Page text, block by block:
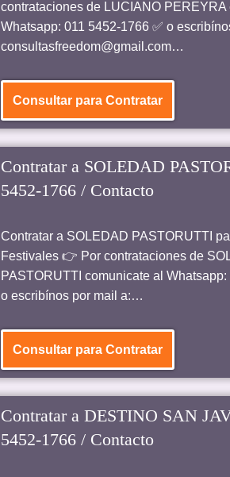
contrataciones de LUCIANO PEREYRA
Whatsapp: 011 5452-1766 ✅ o
consultasfreedom@gmail.com…
Consultar para Contratar
Contratar a SOLEDAD
5452-1766 / Contacto
Contratar a SOLEDAD PASTORUTTI
Festivales 👉 Por contrataciones de
PASTORUTTI comunicate al Whatsapp:
o escribínos por mail a:…
Consultar para Contratar
Contratar a DESTINO SAN
5452-1766 / Contacto